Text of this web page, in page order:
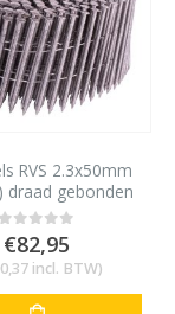
RVS 2.3x50mm
draad gebonden
vlakke rol
0out of 5
€82,95
incl. BTW)